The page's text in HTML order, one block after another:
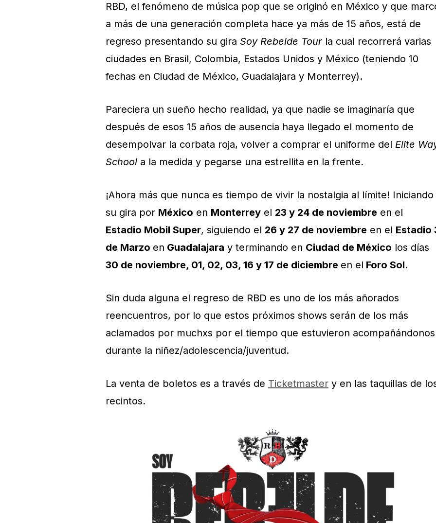
RBD, el fenómeno de música pop que se originó en México y que
a más de una generación completa hace ya más de 15 años, está de
regreso presentando su gira Soy Rebelde Tour la cual recorrerá varias
ciudades en Brasil, Colombia, Estados Unidos y México (teniendo 10
fechas en Ciudad de México, Guadalajara y Monterrey).
Pareciera un sueño hecho realidad, ya que nadie se imaginaría que
después de esos 15 años de ausencia haya llegado el momento de
desempolvar la corbata roja, volver a comprar el uniforme del Elite
School a la medida y pegarse una estrellita en la frente.
¡Ahora más que nunca es tiempo de vivir la nostalgia al límite! Iniciando
su gira por México en Monterrey el 23 y 24 de noviembre en el
Estadio Mobil Super, siguiendo el 26 y 27 de noviembre en el Estadio
de Marzo en Guadalajara y terminando en Ciudad de México los días
30 de noviembre, 01, 02, 03, 16 y 17 de diciembre en el Foro Sol.
Sin duda alguna el regreso de RBD es uno de los más añorados
reencuentros, por lo que estos próximos shows serán de los más
aclamados por muchxs por el tiempo que estuvieron acompañándonos
durante la niñez/adolescencia/juventud.
La venta de boletos es a través de Ticketmaster y en las taquillas de
recintos.